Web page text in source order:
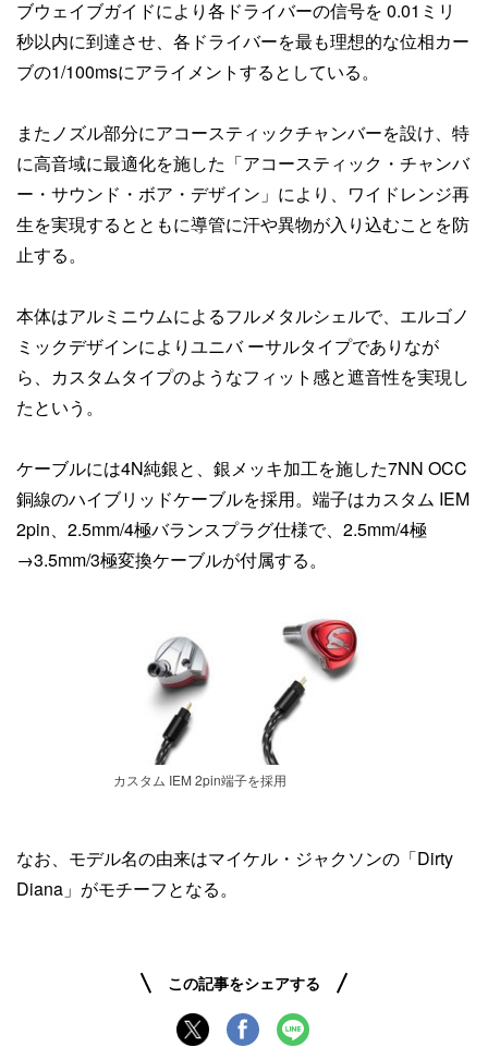
ブウェイブガイドにより各ドライバーの信号を 0.01ミリ
秒以内に到達させ、各ドライバーを最も理想的な位相カー
ブの1/100msにアライメントするとしている。
またノズル部分にアコースティックチャンバーを設け、特
に高音域に最適化を施した「アコースティック・チャンバ
ー・サウンド・ボア・デザイン」により、ワイドレンジ再
生を実現するとともに導管に汗や異物が入り込むことを防
止する。
本体はアルミニウムによるフルメタルシェルで、エルゴノ
ミックデザインによりユニバ ーサルタイプでありなが
ら、カスタムタイプのようなフィット感と遮音性を実現し
たという。
ケーブルには4N純銀と、銀メッキ加工を施した7NN OCC
銅線のハイブリッドケーブルを採用。端子はカスタム IEM
2pin、2.5mm/4極バランスプラグ仕様で、2.5mm/4極
→3.5mm/3極変換ケーブルが付属する。
カスタム IEM 2pin端子を採用
なお、モデル名の由来はマイケル・ジャクソンの「Dirty
Diana」がモチーフとなる。
この記事をシェアする